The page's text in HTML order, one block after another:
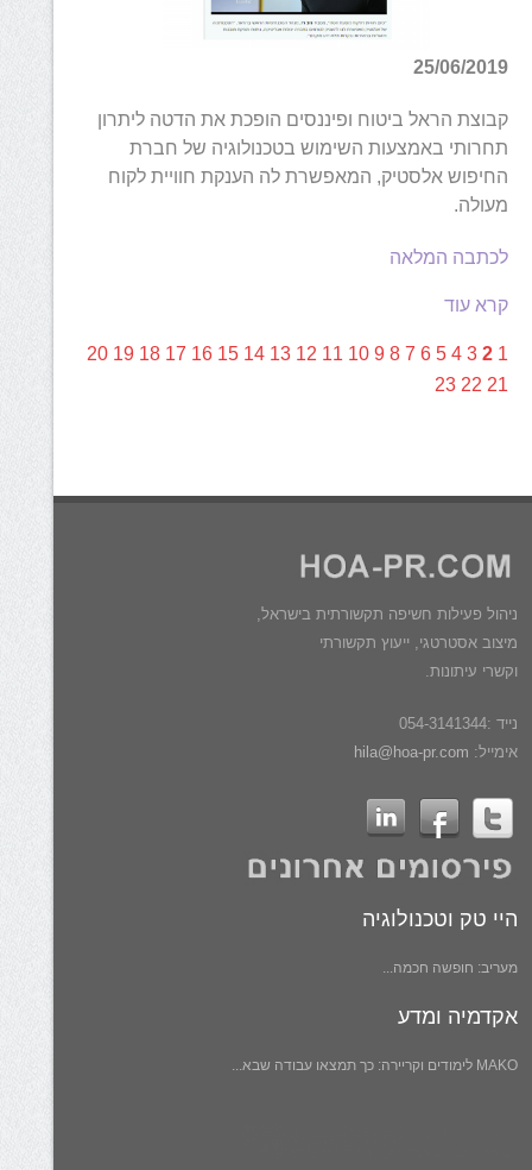
25/06/2019
קבוצת הראל ביטוח ופיננסים הופכת את הדטה ליתרון
תחרותי באמצעות השימוש בטכנולוגיה של חברת
החיפוש אלסטיק, המאפשרת לה הענקת חוויית לקוח
מעולה.
לכתבה המלאה
קרא עוד
1
2
3
4
5
6
7
8
9
10
11
12
13
14
15
16
17
18
19
20
21
22
23
ניהול פעילות חשיפה תקשורתית בישראל,
מיצוב אסטרטגי, ייעוץ תקשורתי
וקשרי עיתונות.
נייד :054-3141344
אימייל: hila@hoa-pr.com
היי טק וטכנולוגיה
מעריב: חופשה חכמה...
אקדמיה ומדע
MAKO לימודים וקריירה: כך תמצאו עבודה שבא...